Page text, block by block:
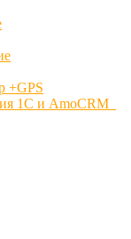
+GPS
1С и AmoCRM